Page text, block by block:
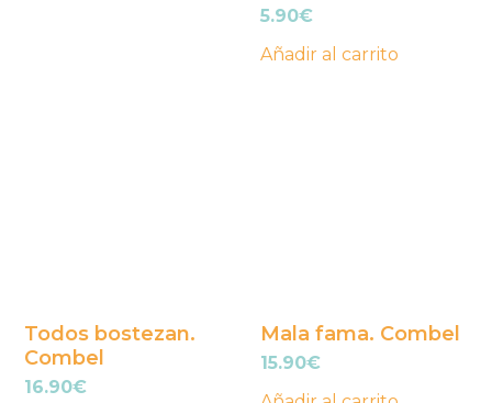
5.90€
Añadir al carrito
Todos bostezan.
Combel
16.90€
Mala fama. Combel
15.90€